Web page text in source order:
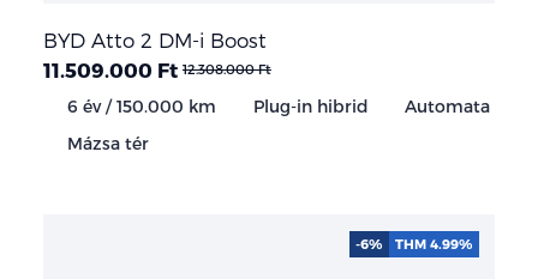
BYD Atto 2 DM-i Boost
11.509.000 Ft 12.308.000 Ft
6 év / 150.000 km Plug-in hibrid
Automata
Mázsa tér
-6% THM 4.99%